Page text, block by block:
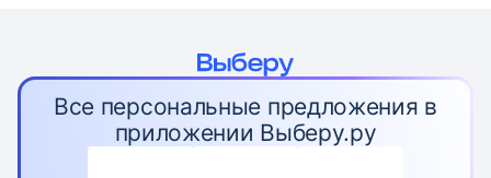
Все персональные предложения в
приложении Выберу.ру